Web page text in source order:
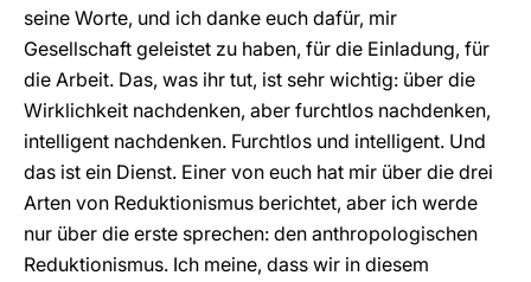
seine Worte, und ich danke euch dafür, mir
Gesellschaft geleistet zu haben, für die Einladung, für
die Arbeit. Das, was ihr tut, ist sehr wichtig: über die
Wirklichkeit nachdenken, aber furchtlos nachdenken,
intelligent nachdenken. Furchtlos und intelligent. Und
das ist ein Dienst. Einer von euch hat mir über die drei
Arten von Reduktionismus berichtet, aber ich werde
nur über die erste sprechen: den anthropologischen
Reduktionismus. Ich meine, dass wir in diesem